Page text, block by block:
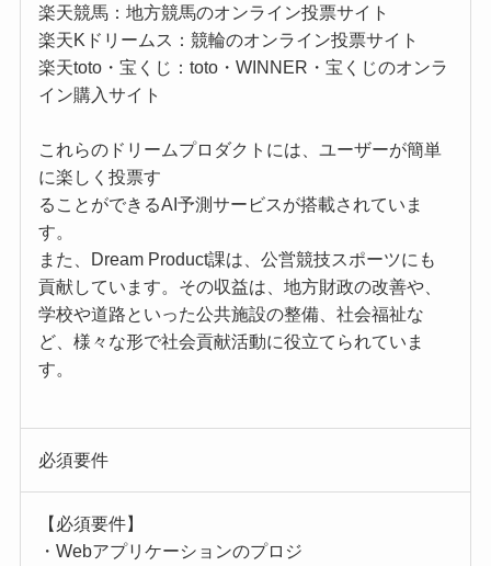
楽天競馬：地方競馬のオンライン投票サイト
楽天Kドリームス：競輪のオンライン投票サイト
楽天toto・宝くじ：toto・WINNER・宝くじのオンラ
イン購入サイト
これらのドリームプロダクトには、ユーザーが簡単
に楽しく投票す
ることができるAI予測サービスが搭載されていま
す。
また、Dream Product課は、公営競技スポーツにも
貢献しています。その収益は、地方財政の改善や、
学校や道路といった公共施設の整備、社会福祉な
ど、様々な形で社会貢献活動に役立てられていま
す。
必須要件
【必須要件】
・Webアプリケーションのプロジ